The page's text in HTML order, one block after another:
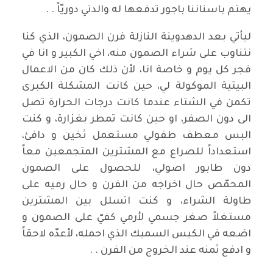
يهتم باسناننا باجور تدفعها له والدتي دوريّاً . .
ليأتي بعد الدهدوينة النازلة فرن الصمون، الذي كنا
نتناوب على شراء الصمون منه، اخي الكبير و انا في
فجر كل يوم و خاصة انا، لأن ذلك كان من الاعمال
البيتية الموكولة لي، حين كانت المشكلة الكبرى
تكمن في الشتاء عندما كانت درجات الحرارة تصل
الى دون الصفر، او حين كانت تمطر بغزارة، و كنت
البس معطف طفولي مستعمل ثخين و دافئ،
استعداداً للصراع مع المشترين المتجمعين معاً
دون طابور اصولي، للحصول على الصمون
المحمّص حال اخراجه من الفرن و حال رميه على
طاولة الشراء، و كنت اتسلل بين المشترين
مستغلاً صغر جسمي لأرمي كفيّ على الصمون و
اضعه في الكيس السميك الذي احمله، لأعدّه لاحقاً
و ادفع ثمنه عند الخروج من الفرن . .